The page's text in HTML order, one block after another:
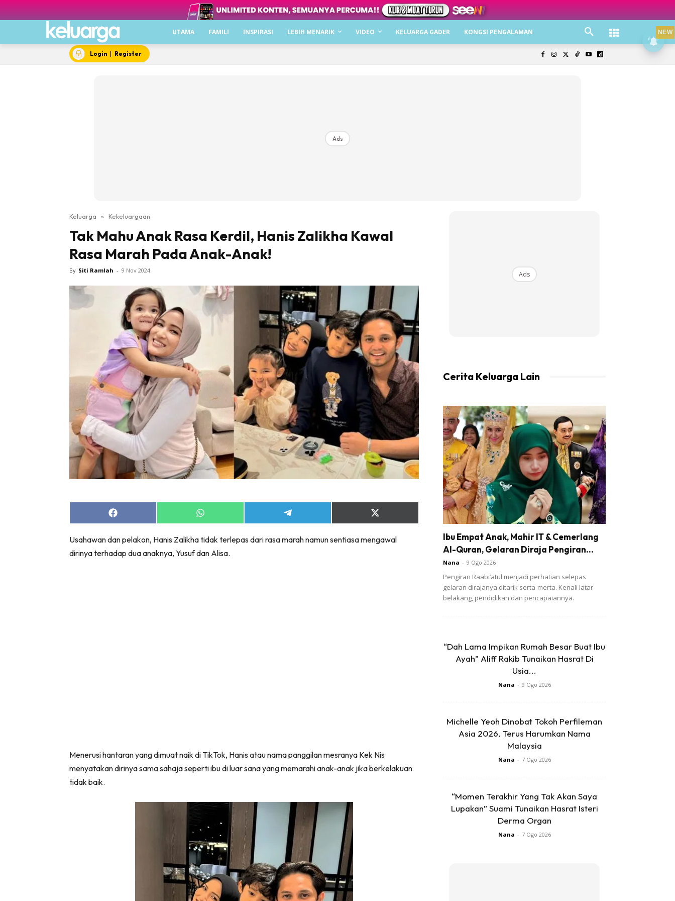
UTAMA FAMILI INSPIRASI LEBIH MENARIK VIDEO KELUARGA GADER KONGSI PENGALAMAN
Login | Register
Ads
Keluarga » Kekeluargaan
Tak Mahu Anak Rasa Kerdil, Hanis Zalikha Kawal
Rasa Marah Pada Anak-Anak!
By Siti Ramlah - 9 Nov 2024
Share
on
Share
on
Share
on
Share
on
(Twitter)
Usahawan dan pelakon, Hanis Zalikha tidak terlepas dari rasa marah namun sentiasa mengawal
dirinya terhadap dua anaknya, Yusuf dan Alisa.
Menerusi hantaran yang dimuat naik di TikTok, Hanis atau nama panggilan mesranya Kek Nis
menyatakan dirinya sama sahaja seperti ibu di luar sana yang memarahi anak-anak jika berkelakuan
tidak baik.
Ads
Cerita Keluarga Lain
Ibu Empat Anak, Mahir IT & Cemerlang
Al-Quran, Gelaran Diraja Pengiran...
Nana - 9 Ogo 2026
Pengiran Raabi’atul menjadi perhatian selepas
gelaran dirajanya ditarik serta-merta. Kenali latar
belakang, pendidikan dan pencapaiannya.
“Dah Lama Impikan Rumah Besar Buat Ibu
Ayah” Aliff Rakib Tunaikan Hasrat Di
Usia...
Nana - 9 Ogo 2026
Michelle Yeoh Dinobat Tokoh Perfileman
Asia 2026, Terus Harumkan Nama
Malaysia
Nana - 7 Ogo 2026
“Momen Terakhir Yang Tak Akan Saya
Lupakan” Suami Tunaikan Hasrat Isteri
Derma Organ
Nana - 7 Ogo 2026
NEW